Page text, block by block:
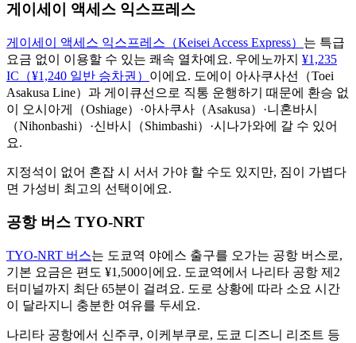
게이세이 액세스 익스프레스
게이세이 액세스 익스프레스（Keisei Access Express） 는 특급
요금 없이 이용할 수 있는 쾌속 열차예요. 우에노까지 ¥1,235
IC（¥1,240 일반 승차권） 이에요. 도에이 아사쿠사선（Toei
Asakusa Line）과 게이큐선으로 직통 운행하기 때문에 환승 없
이 오시아게（Oshiage）·아사쿠사（Asakusa）·니혼바시
（Nihonbashi）·신바시（Shimbashi）·시나가와에 갈 수 있어
요.
지정석이 없어 혼잡 시 서서 가야 할 수도 있지만, 짐이 가볍다
면 가성비 최고의 선택이에요.
공항 버스 TYO-NRT
TYO-NRT 버스는 도쿄역 야에스 출구를 오가는 공항 버스로,
기본 요금은 편도 ¥1,500이에요. 도쿄역에서 나리타 공항 제2
터미널까지 최단 65분이 걸려요. 도로 상황에 따라 소요 시간
이 달라지니 충분한 여유를 두세요.
나리타 공항에서 신주쿠, 이케부쿠로, 도쿄 디즈니 리조트 등